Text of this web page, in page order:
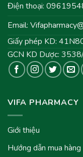
Điện thoại:
Email:
Giấy phép KD:
GCN KD Dược:
VIFA PHARMACY
Giới thiệu
Hướng dẫn mua hàng